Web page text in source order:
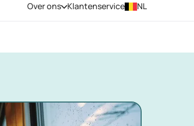
Over onsOpen het menu
Klantenservice NL